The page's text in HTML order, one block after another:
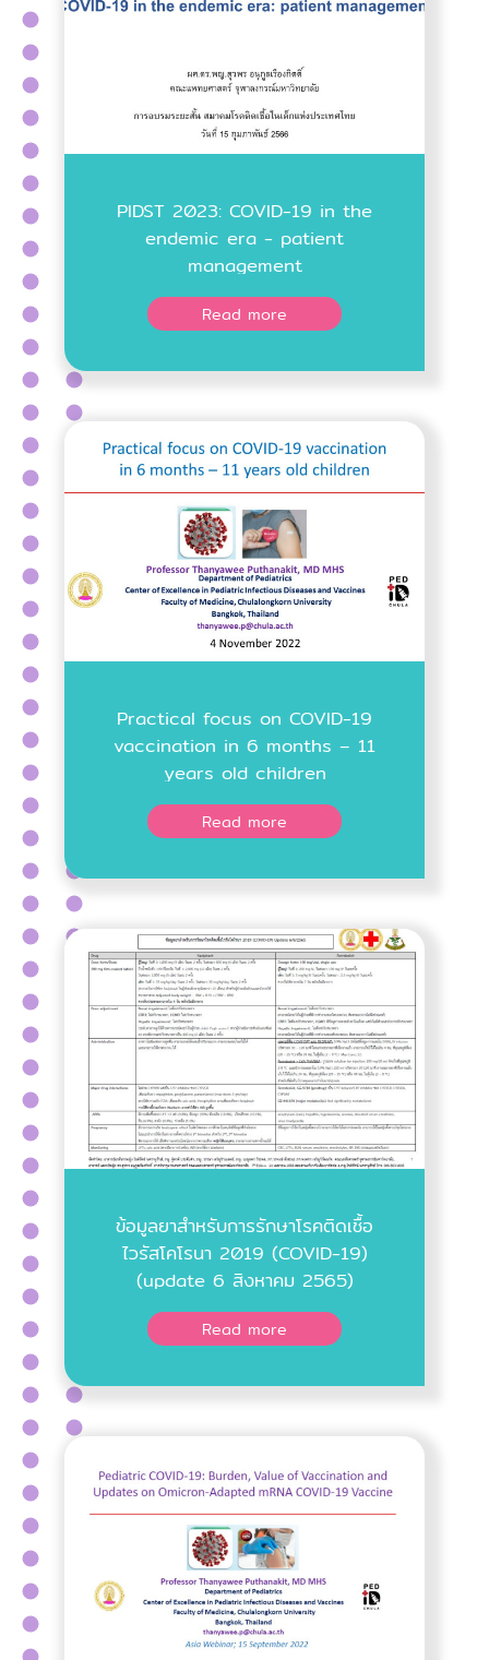
PIDST 2023: COVID-19 in the
endemic era - patient
management
Read more
Practical focus on COVID-19
vaccination in 6 months – 11
years old children
Read more
ข้อมูลยาสำหรับการรักษาโรคติดเชื้อ
ไวรัสโคโรนา 2019 (COVID-19)
(update 6 สิงหาคม 2565)
Read more